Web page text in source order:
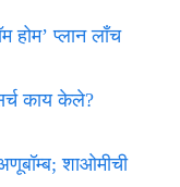
होम’ प्लान लाँच
काय केले?
शाओमीची